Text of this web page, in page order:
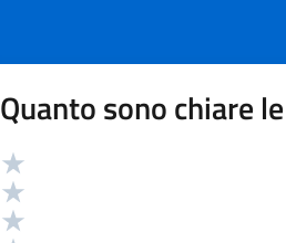
Quanto sono chiare
Valutazione